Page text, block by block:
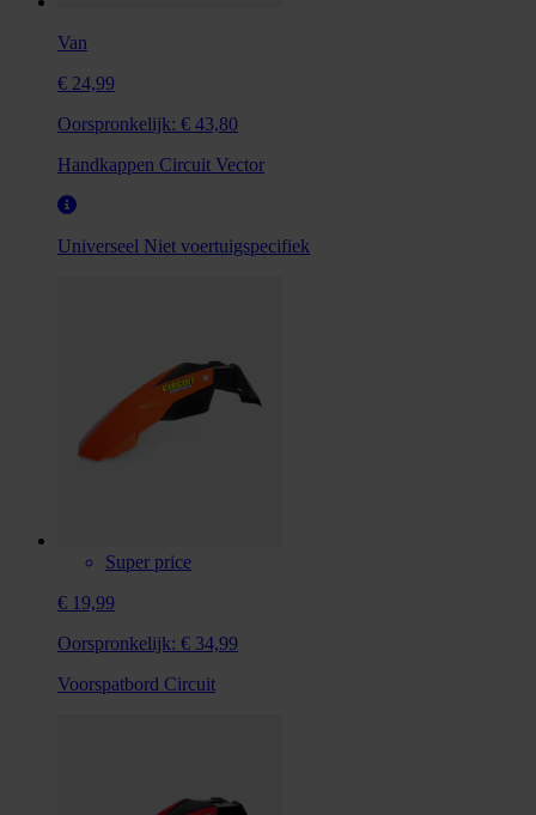
Van
€ 24,99
Oorspronkelijk: € 43,80
Handkappen Circuit Vector
Universeel Niet voertuigspecifiek
Super price
€ 19,99
Oorspronkelijk: € 34,99
Voorspatbord Circuit